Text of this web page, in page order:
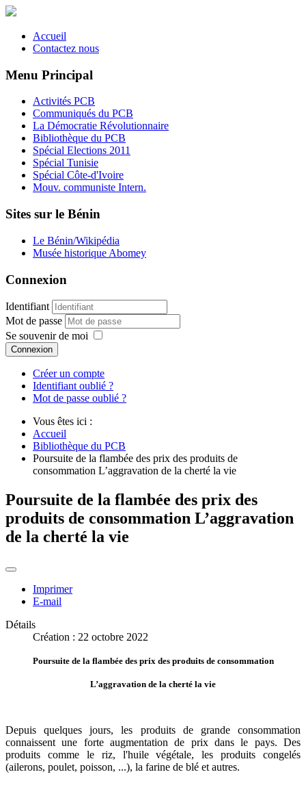
Accueil
Contactez nous
Menu Principal
Activités PCB
Communiqués du PCB
La Démocratie Révolutionnaire
Bibliothèque du PCB
Spécial Elections 2011
Spécial Tunisie
Spécial Côte-d'Ivoire
Mouv. communiste Intern.
Sites sur le Bénin
Le Bénin/Wikipédia
Musée historique Abomey
Connexion
Identifiant
Mot de passe
Se souvenir de moi
Connexion
Créer un compte
Identifiant oublié ?
Mot de passe oublié ?
Vous êtes ici :
Accueil
Bibliothèque du PCB
Poursuite de la flambée des prix des produits de
consommation L’aggravation de la cherté la vie
Poursuite de la flambée des prix des
produits de consommation L’aggravation
de la cherté la vie
Imprimer
E-mail
Détails
Création : 22 octobre 2022
Poursuite de la flambée des prix des produits de consommation
L’aggravation de la cherté la vie
Depuis quelques jours, les produits de grande consommation
connaissent une forte augmentation de prix dans le pays. Des
produits comme le riz, l'huile végétale, les produits congelés
(ailerons, poulet, poisson, ...), la farine de blé et autres.